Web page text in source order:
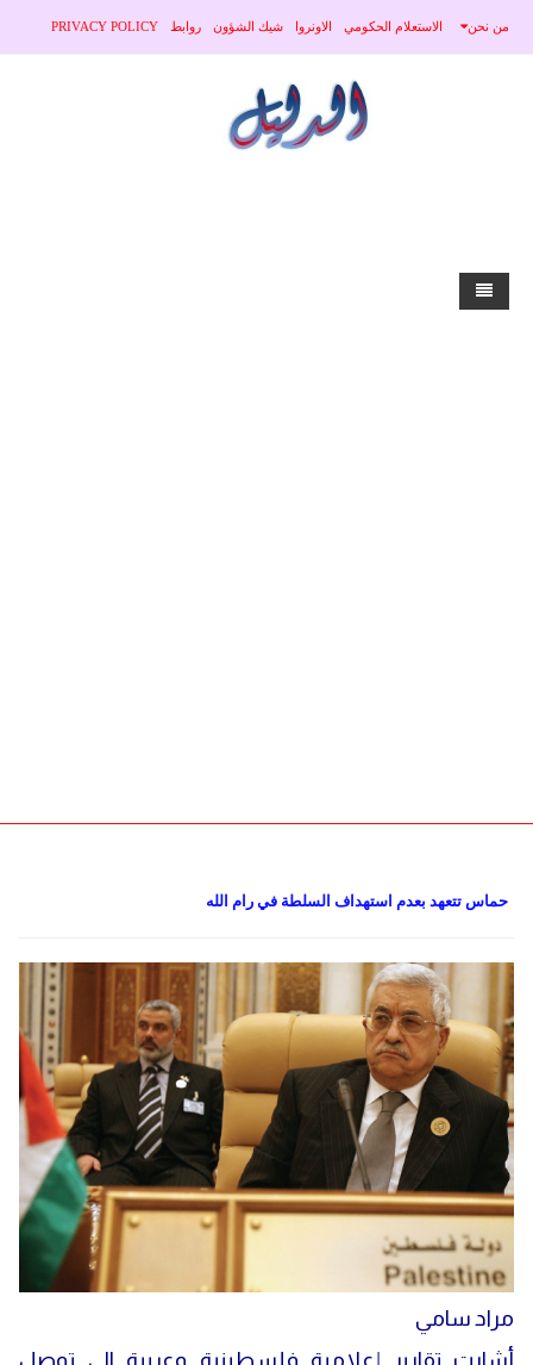
من نحن الاستعلام الحكومي الاونروا شيك الشؤون روابط PRIVACY POLICY
حماس تتعهد بعدم استهداف السلطة في رام الله
مراد سامي